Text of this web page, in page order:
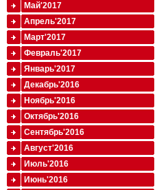
Май'2017
Апрель'2017
Март'2017
Февраль'2017
Январь'2017
Декабрь'2016
Ноябрь'2016
Октябрь'2016
Сентябрь'2016
Август'2016
Июль'2016
Июнь'2016